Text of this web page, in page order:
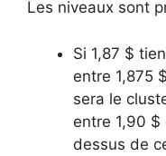
Les niveaux sont
Si 1,87 $
entre 1,875
sera le
entre 1,90 $
dessus de